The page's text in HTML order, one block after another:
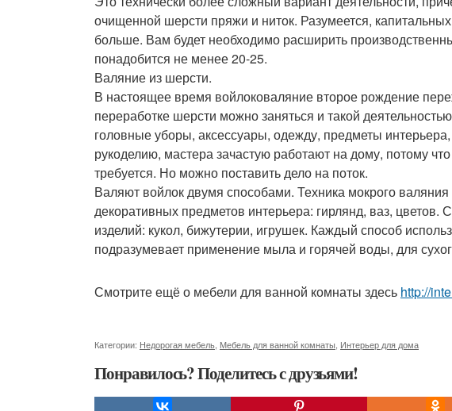
очищенной шерсти пряжи и ниток. Разумеется,
больше. Вам будет необходимо расширить
понадобится не менее 20-25.
Валяние из шерсти.
В настоящее время войлоковаляние второе рождение
переработке шерсти можно заняться и такой
головные уборы, аксессуары, одежду, предметы
рукоделию, мастера зачастую работают на дому, потому
требуется. Но можно поставить дело на поток.
Валяют войлок двумя способами. Техника мокрого
декоративных предметов интерьера: гирлянд, ваз,
изделий: кукол, бижутерии, игрушек. Каждый способ
подразумевает применение мыла и горячей воды, для
Смотрите ещё о мебели для ванной комнаты здесь http://
Категории: Недорогая мебель Мебель для ванной комнаты Интерьер для дома
Понравилось? Поделитесь с друзьями!